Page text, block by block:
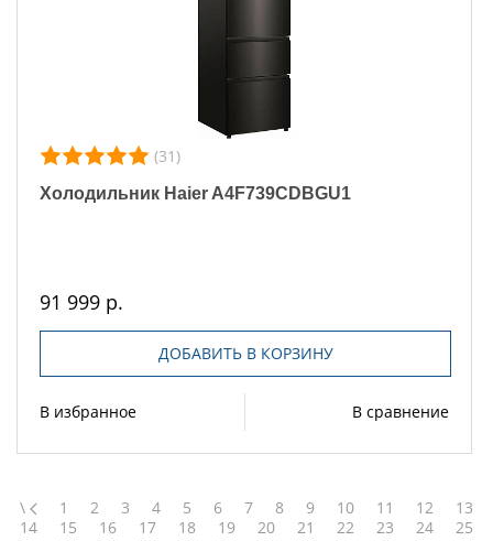
(31)
Холодильник Haier A4F739CDBGU1
91 999 р.
ДОБАВИТЬ В КОРЗИНУ
В избранное В сравнение
\ 1 2 3 4 5 6 7 8 9 10 11 12
13
14
15 16 17 18 19 20 21 22 23 24
25